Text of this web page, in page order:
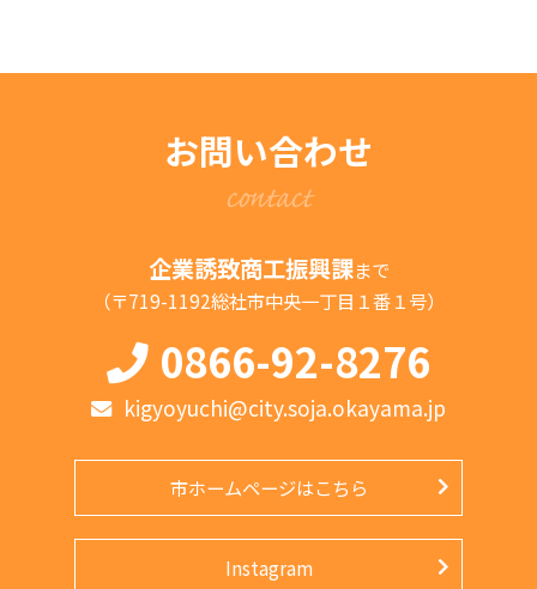
お問い合わせ
contact
企業誘致商工振興課まで
（〒719-1192総社市中央一丁目１番１号）
0866-92-8276
kigyoyuchi@city.soja.okayama.jp
市ホームページはこちら
Instagram